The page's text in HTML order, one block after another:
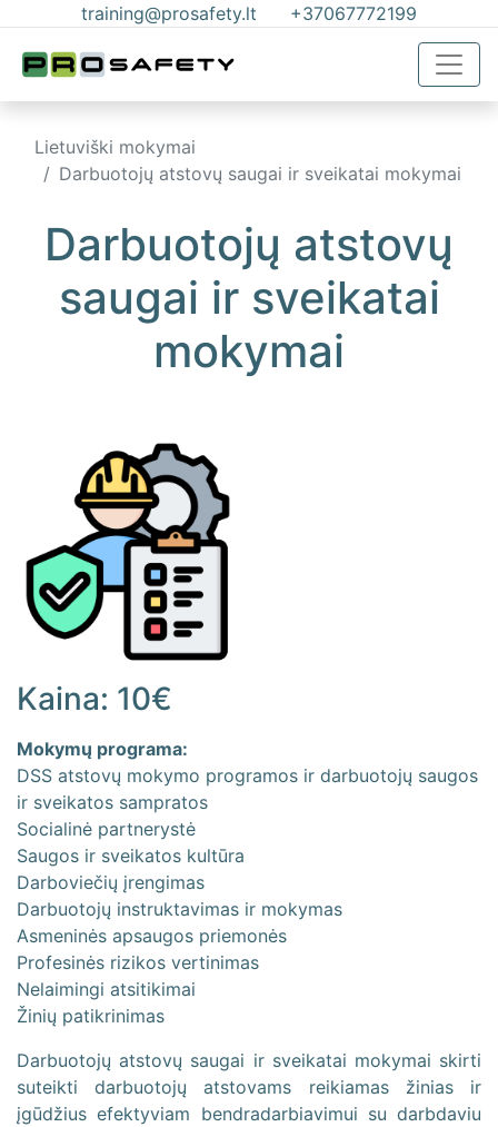
training@prosafety.lt +37067772199
Lietuviški mokymai
Darbuotojų atstovų saugai ir sveikatai mokymai
Darbuotojų atstovų
saugai ir sveikatai
mokymai
Kaina: 10€
Mokymų programa:
DSS atstovų mokymo programos ir darbuotojų saugos
ir sveikatos sampratos
Socialinė partnerystė
Saugos ir sveikatos kultūra
Darboviečių įrengimas
Darbuotojų instruktavimas ir mokymas
Asmeninės apsaugos priemonės
Profesinės rizikos vertinimas
Nelaimingi atsitikimai
Žinių patikrinimas
Darbuotojų atstovų saugai ir sveikatai mokymai skirti
suteikti darbuotojų atstovams reikiamas žinias ir
įgūdžius efektyviam bendradarbiavimui su darbdaviu